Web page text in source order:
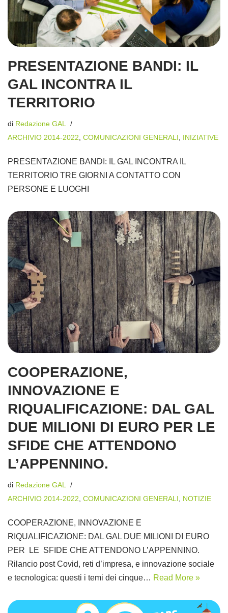
PRESENTAZIONE BANDI: IL
GAL INCONTRA IL
TERRITORIO
di Redazione GAL
ARCHIVIO 2014-2022 COMUNICAZIONI GENERALI INIZIATIVE
PRESENTAZIONE BANDI: IL GAL INCONTRA IL
TERRITORIO TRE GIORNI A CONTATTO CON
PERSONE E LUOGHI
COOPERAZIONE,
INNOVAZIONE E
RIQUALIFICAZIONE: DAL GAL
DUE MILIONI DI EURO PER LE
SFIDE CHE ATTENDONO
L’APPENNINO.
di Redazione GAL
ARCHIVIO 2014-2022 COMUNICAZIONI GENERALI NOTIZIE
COOPERAZIONE, INNOVAZIONE E
RIQUALIFICAZIONE: DAL GAL DUE MILIONI DI EURO
PER LE SFIDE CHE ATTENDONO L’APPENNINO.
Rilancio post Covid, reti d’impresa, e innovazione sociale
e tecnologica: questi i temi dei cinque… Read More »